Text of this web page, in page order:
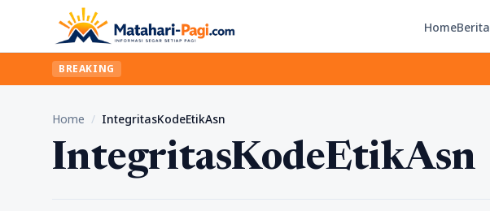
HomeBerita
BREAKING
Home / IntegritasKodeEtikAsn
IntegritasKodeEtikAsn